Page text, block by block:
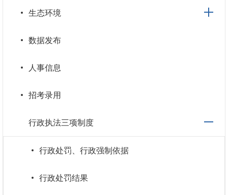
生态环境
数据发布
人事信息
招考录用
行政执法三项制度
行政处罚、行政强制依据
行政处罚结果